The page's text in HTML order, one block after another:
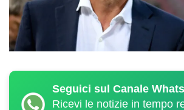
Seguici sul Canale
Ricevi le notizie in tempo